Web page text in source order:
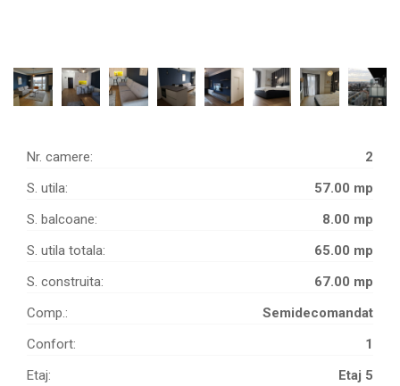
Nr. camere:
2
S. utila:
57.00 mp
S. balcoane:
8.00 mp
S. utila totala:
65.00 mp
S. construita:
67.00 mp
Comp.:
Semidecomandat
Confort:
1
Etaj:
Etaj 5